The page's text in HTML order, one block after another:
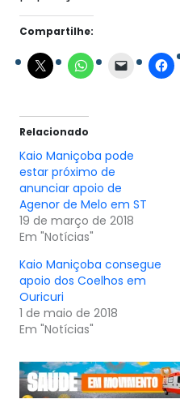
Compartilhe:
Relacionado
Kaio Maniçoba pode
estar próximo de
anunciar apoio de
Agenor de Melo em ST
19 de março de 2018
Em "Notícias"
Kaio Maniçoba consegue
apoio dos Coelhos em
Ouricuri
1 de maio de 2018
Em "Notícias"